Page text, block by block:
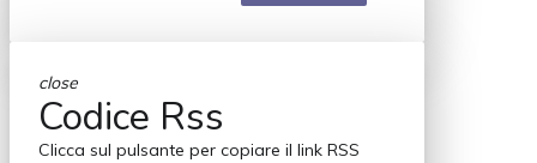
close
Codice Rss
Clicca sul pulsante per copiare il link RSS